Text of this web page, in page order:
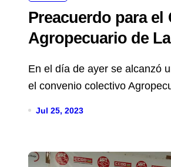
Preacuerdo para el
Agropecuario de
En el día de ayer se alcanzó un preacuerdo para
el convenio colectivo
Jul 25, 2023